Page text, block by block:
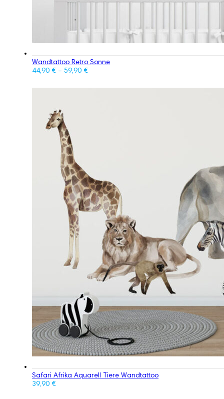
Wandtattoo Retro Sonne
44,90 € – 59,90 €
Safari Afrika Aquarell Tiere Wandtattoo
39,90 €